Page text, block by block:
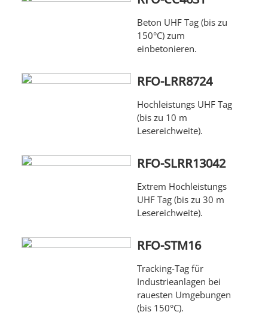
Beton UHF Tag (bis zu
150°C) zum
einbetonieren.
RFO-LRR8724
Hochleistungs UHF Tag
(bis zu 10 m
Lesereichweite).
RFO-SLRR13042
Extrem Hochleistungs
UHF Tag (bis zu 30 m
Lesereichweite).
RFO-STM16
Tracking-Tag für
Industrieanlagen bei
rauesten Umgebungen
(bis 150°C).